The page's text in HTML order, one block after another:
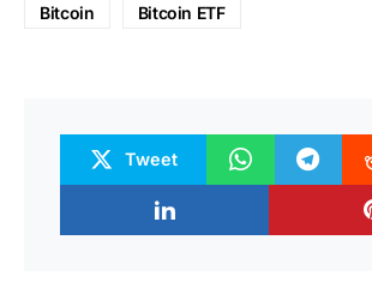
Bitcoin Bitcoin ETF
Tweet